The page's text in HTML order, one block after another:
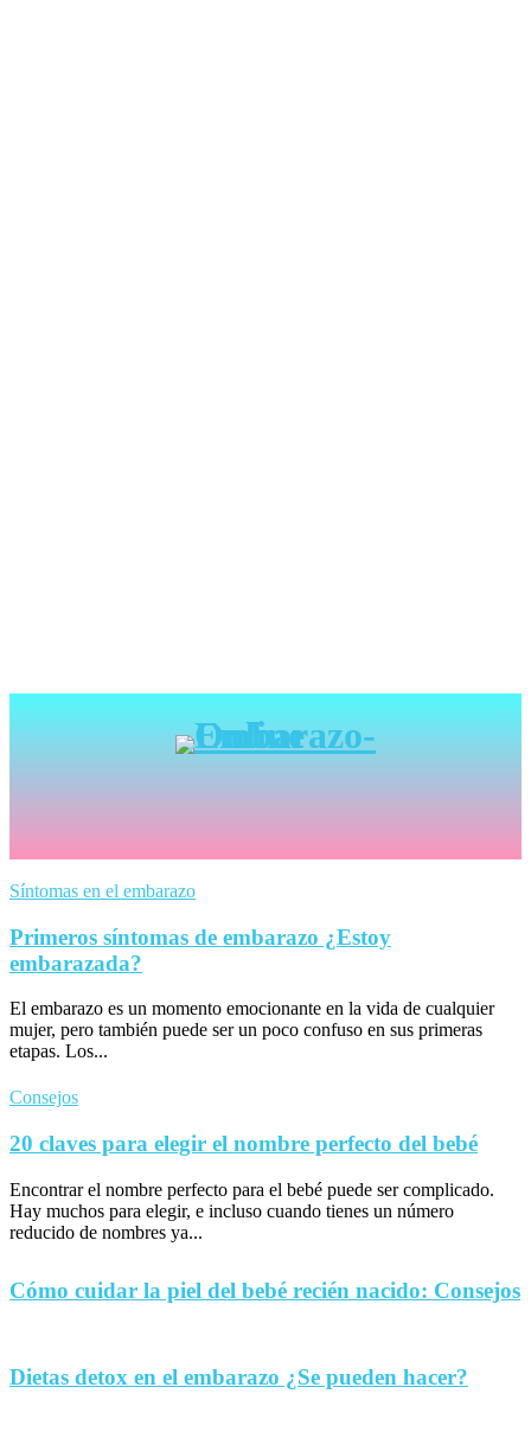
Síntomas en el embarazo
Primeros síntomas de embarazo ¿Estoy
embarazada?
El embarazo es un momento emocionante en la vida de cualquier
mujer, pero también puede ser un poco confuso en sus primeras
etapas. Los...
Consejos
20 claves para elegir el nombre perfecto del bebé
Encontrar el nombre perfecto para el bebé puede ser complicado.
Hay muchos para elegir, e incluso cuando tienes un número
reducido de nombres ya...
Cómo cuidar la piel del bebé recién nacido: Consejos
Dietas detox en el embarazo ¿Se pueden hacer?